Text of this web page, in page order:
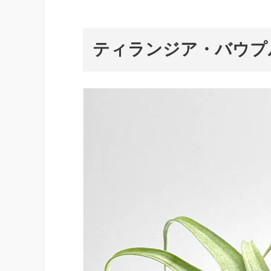
ティランジア・バウ